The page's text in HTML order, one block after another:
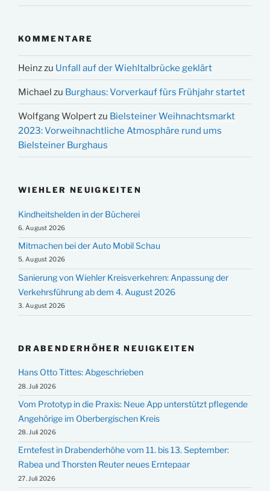
KOMMENTARE
Heinzzu Unfall auf der Wiehltalbrücke geklärt
Michael zu Burghaus: Vorverkauf fürs Frühjahr startet
Wolfgang Wolpertzu Bielsteiner Weihnachtsmarkt
2023: Vorweihnachtliche Atmosphäre rund ums
Bielsteiner Burghaus
WIEHLER NEUIGKEITEN
Kindheitshelden in der Bücherei
6. August 2026
Mitmachen bei der Auto Mobil Schau
5. August 2026
Sanierung von Wiehler Kreisverkehren: Anpassung der
Verkehrsführung ab dem 4. August 2026
3. August 2026
DRABENDERHÖHER NEUIGKEITEN
Hans Otto Tittes: Abgeschrieben
28. Juli 2026
Vom Prototyp in die Praxis: Neue App unterstützt pflegende
Angehörige im Oberbergischen Kreis
28. Juli 2026
Erntefest in Drabenderhöhe vom 11. bis 13. September:
Rabea und Thorsten Reuter neues Erntepaar
27. Juli 2026